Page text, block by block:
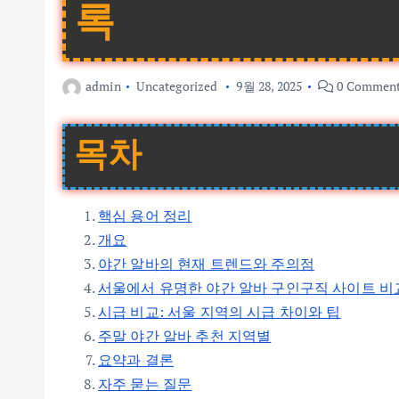
록
admin Uncategorized 9월 28, 2025 0
목차
핵심 용어 정리
개요
야간 알바의 현재 트렌드와 주의점
서울에서 유명한 야간 알바 구인구직 사이트 비
시급 비교: 서울 지역의 시급 차이와 팁
주말 야간 알바 추천 지역별
요약과 결론
자주 묻는 질문